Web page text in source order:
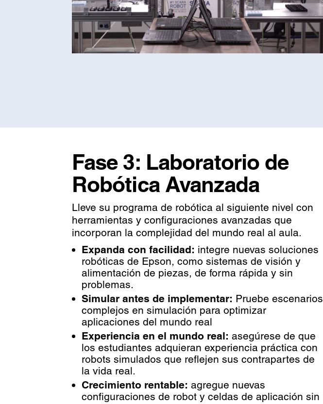
Fase 3: Laboratorio de
Robótica Avanzada
Lleve su programa de robótica al siguiente nivel con
herramientas y configuraciones avanzadas que
incorporan la complejidad del mundo real al aula.
Expanda con facilidad: integre nuevas soluciones
robóticas de Epson, como sistemas de visión y
alimentación de piezas, de forma rápida y sin
problemas.
Simular antes de implementar: Pruebe escenarios
complejos en simulación para optimizar
aplicaciones del mundo real
Experiencia en el mundo real: asegúrese de que
los estudiantes adquieran experiencia práctica con
robots simulados que reflejen sus contrapartes de
la vida real.
Crecimiento rentable: agregue nuevas
configuraciones de robot y celdas de aplicación sin